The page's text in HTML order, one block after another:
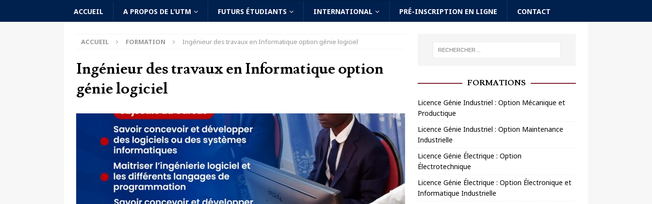
ACCUEIL A PROPOS DE L’UTM FUTURS ÉTUDIANTS INTERNATIONAL PRÉ-INSCRIPTION EN LIGNE CONTACT
ACCUEIL FORMATION Ingénieur des travaux en Informatique option génie logiciel
Ingénieur des travaux en Informatique option
génie logiciel
FORMATIONS
Licence Génie Industriel : Option Mécanique et
Productique
Licence Génie Industriel : Option Maintenance
Industrielle
Licence Génie Électrique : Option
Électrotechnique
Licence Génie Électrique : Option Électronique et
Informatique Industrielle